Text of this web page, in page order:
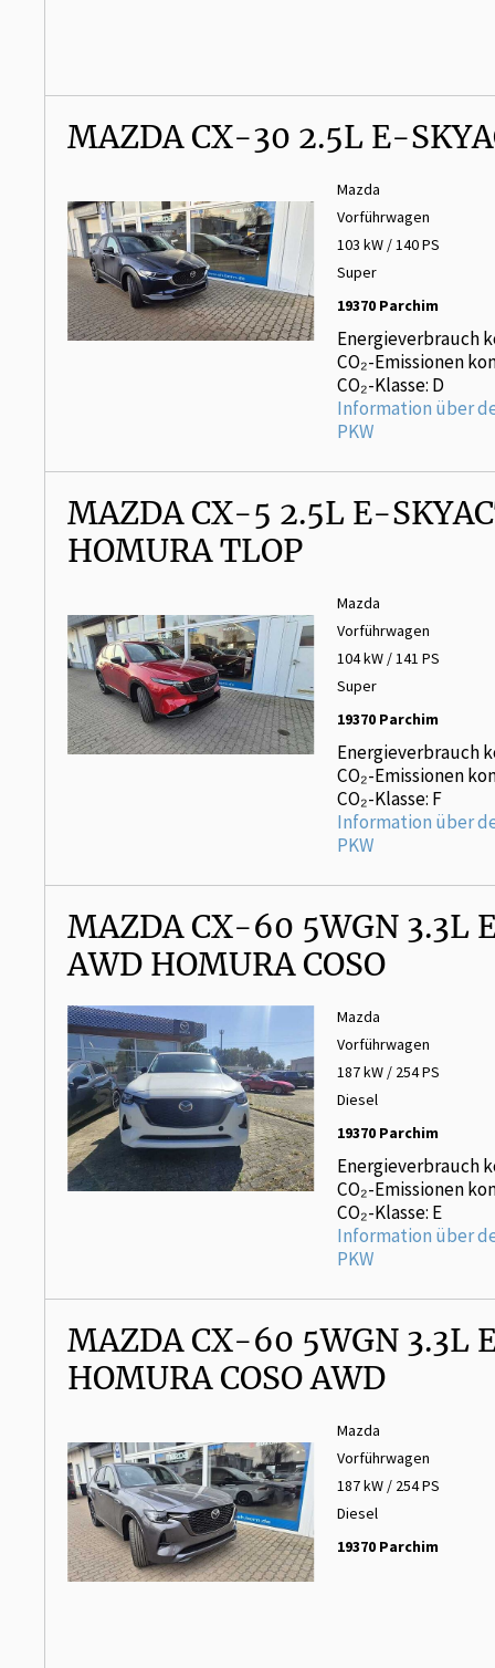
MAZDA CX-30 2.5L E-
Mazda
Vorführwagen
103 kW / 140 PS
Super
19370 Parchim
Energieverbrauch
CO₂-Emissionen
CO₂-Klasse: D
Information über
PKW
MAZDA CX-5 2.5L E-
HOMURA TLOP
Mazda
Vorführwagen
104 kW / 141 PS
Super
19370 Parchim
Energieverbrauch
CO₂-Emissionen
CO₂-Klasse: F
Information über
PKW
MAZDA CX-60 5WGN 3.3L
AWD HOMURA COSO
Mazda
Vorführwagen
187 kW / 254 PS
Diesel
19370 Parchim
Energieverbrauch
CO₂-Emissionen
CO₂-Klasse: E
Information über
PKW
MAZDA CX-60 5WGN 3.3L
HOMURA COSO AWD
Mazda
Vorführwagen
187 kW / 254 PS
Diesel
19370 Parchim